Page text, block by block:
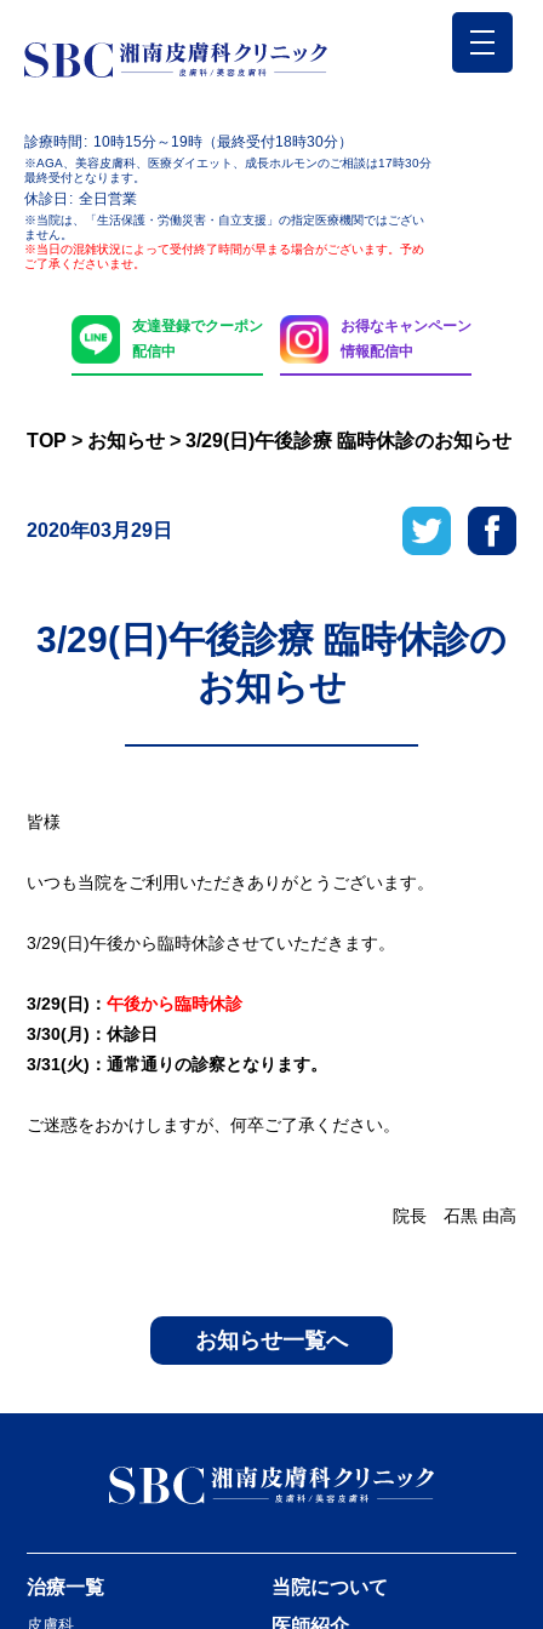
診療時間 10時15分～19時（最終受付18時30分）
※AGA、美容皮膚科、医療ダイエット、成長ホルモンのご相談は17時30分
最終受付となります。
休診日 全日営業
※当院は、「生活保護・労働災害・自立支援」の指定医療機関ではござい
ません。
※当日の混雑状況によって受付終了時間が早まる場合がございます。予め
ご了承くださいませ。
友達登録でクーポン
配信中
お得なキャンペーン
情報配信中
TOP > お知らせ >3/29(日)午後診療 臨時休診のお知らせ
2020年03月29日
3/29(日)午後診療 臨時休診の
お知らせ
皆様
いつも当院をご利用いただきありがとうございます。
3/29(日)午後から臨時休診させていただきます。
3/29(日)：午後から臨時休診
3/30(月)：休診日
3/31(火)：通常通りの診察となります。
ご迷惑をおかけしますが、何卒ご了承ください。
院長 石黒 由高
お知らせ一覧へ
治療一覧
皮膚科
当院について